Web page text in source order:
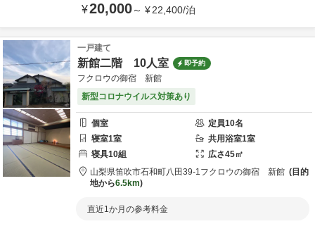
¥20,000～ ¥22,400/泊
一戸建て
新館二階 10人室 即予約
フクロウの御宿 新館
新型コロナウイルス対策あり
個室 定員10名
寝室1室 共用浴室1室
寝具10組 広さ45㎡
山梨県笛吹市石和町八田39-1フクロウの御宿 新館
目的
地から6.5km
直近1か月の参考料金